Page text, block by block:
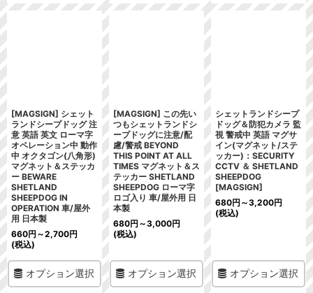
[MAGSIGN] シェット
ランドシープドッグ 注
意 英語 英文 ローマ字
オペレーション中 動作
中 オクタゴン(八角形)
マグネット＆ステッカ
ー BEWARE
SHETLAND
SHEEPDOG IN
OPERATION 車/屋外
用 日本製
660円 ～2,700円
(税込)
オプション選択
[MAGSIGN] この先い
つもシェットランドシ
ープドッグに注意/配
慮/警戒 BEYOND
THIS POINT AT ALL
TIMES マグネット＆ス
テッカー SHETLAND
SHEEPDOG ローマ字
ロゴ入り 車/屋外用 日
本製
680円 ～3,000円
(税込)
オプション選択
シェットランドシープ
ドッグ＆防犯カメラ 監
視 警戒中 英語 マグサ
イン(マグネット/ステ
ッカー)：SECURITY
CCTV ＆ SHETLAND
SHEEPDOG
[MAGSIGN]
680円 ～3,200円
(税込)
オプション選択